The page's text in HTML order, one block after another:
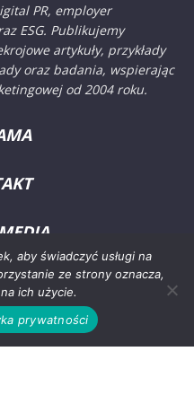
PR, employer
ESG. Publikujemy
artykuły, przykłady
oraz badania, wspierając
od 2004 roku.
aby świadczyć usługi na
ze strony oznacza,
ich użycie.
prywatności